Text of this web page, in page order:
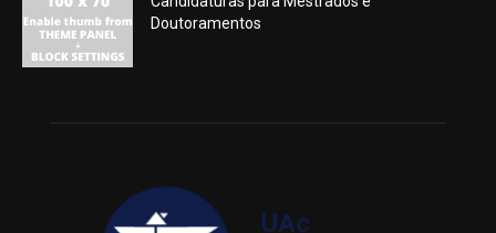
Doutoramentos